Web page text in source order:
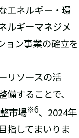
エネルギー・環
ルギーマネジメ
ョン事業の確立を
リソースの活
することで、
市場※6、2024年
指してまいりま